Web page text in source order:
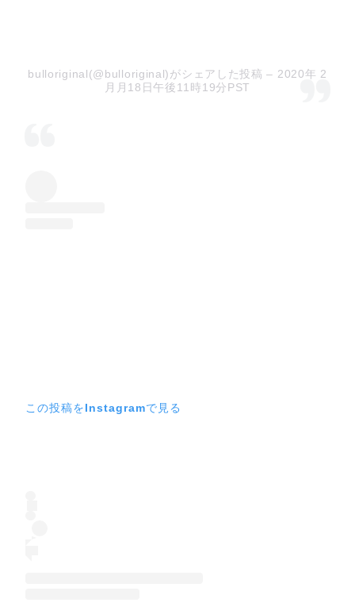
bulloriginal(@bulloriginal)がシェアした投稿 – 2020年 2
月月18日午後11時19分PST
この投稿をInstagramで見る